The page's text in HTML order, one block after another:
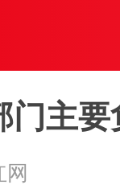
门主
网